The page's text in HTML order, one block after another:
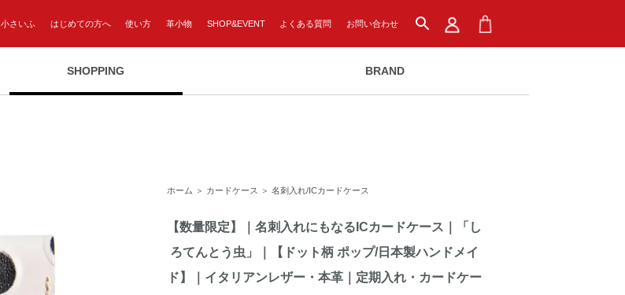
小さいふ はじめての方へ 使い方 革小物 SHOP&EVENT よくある質問 お問い合わせ search
SHOPPING BRAND
ホーム ＞ カードケース ＞ 名刺入れ/ICカードケース
【数量限定】｜名刺入れにもなるICカードケース｜「し
ろてんとう虫」｜【ドット柄 ポップ/日本製ハンドメイ
ド】｜イタリアンレザー・本革｜定期入れ・カードケー